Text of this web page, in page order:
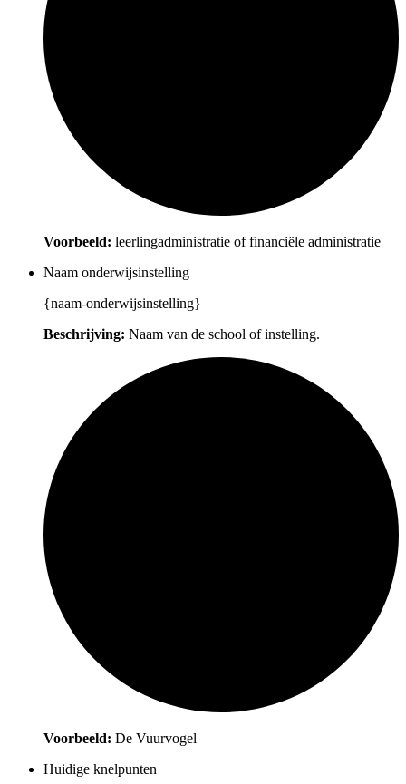
Voorbeeld: leerlingadministratie of financiële administratie
Naam onderwijsinstelling
{naam-onderwijsinstelling}
Beschrijving: Naam van de school of instelling.
Voorbeeld: De Vuurvogel
Huidige knelpunten